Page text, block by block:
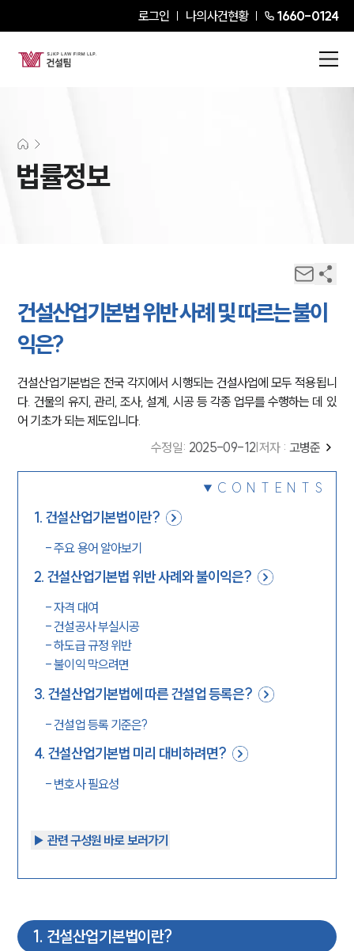
로그인 나의사건현황 1660-0124
법률정보
건설산업기본법 위반 사례 및 따르는 불이
익은?
건설산업기본법은 전국 각지에서 시행되는 건설사업에 모두 적용됩니
다. 건물의 유지, 관리, 조사, 설계, 시공 등 각종 업무를 수행하는 데 있
어 기초가 되는 제도입니다.
수정일: 2025-09-12 저자 : 고병준
CONTENTS
1. 건설산업기본법이란?
-주요 용어 알아보기
2. 건설산업기본법 위반 사례와 불이익은?
-자격 대여
-건설공사 부실시공
-하도급 규정 위반
-불이익 막으려면
3. 건설산업기본법에 따른 건설업 등록은?
-건설업 등록 기준은?
4. 건설산업기본법 미리 대비하려면?
- 변호사 필요성
▶︎ 관련 구성원 바로 보러가기
1. 건설산업기본법이란?